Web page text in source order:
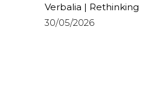
Verbalia | Rethinking
30/05/2026